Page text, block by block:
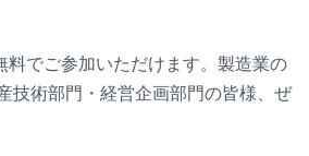
でご参加いただけます。製造業の
技術部門・経営企画部門の皆様、ぜ